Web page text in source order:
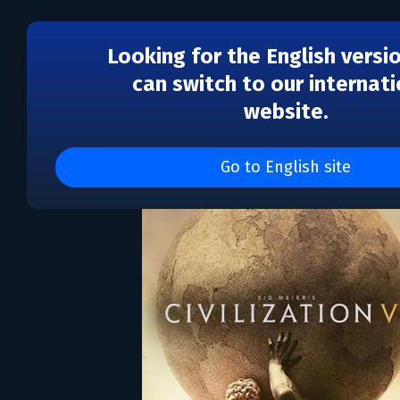
Looking for the English
can switch to our
website.
Go to English site
Sid Meier's Civilization